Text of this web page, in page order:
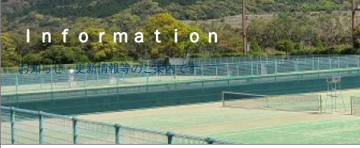
Ｉｎｆｏｒｍａｔｉｏｎ
お知らせ・更新情報等のご案内です。